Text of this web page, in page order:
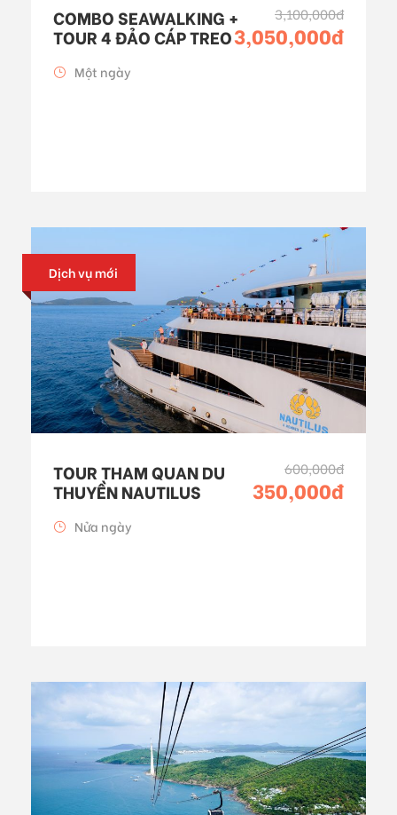
COMBO SEAWALKING +
TOUR 4 ĐẢO CÁP TREO
3,100,000đ
3,050,000đ
Một ngày
Dịch vụ mới
TOUR THAM QUAN DU
THUYỀN NAUTILUS
600,000đ
350,000đ
Nửa ngày